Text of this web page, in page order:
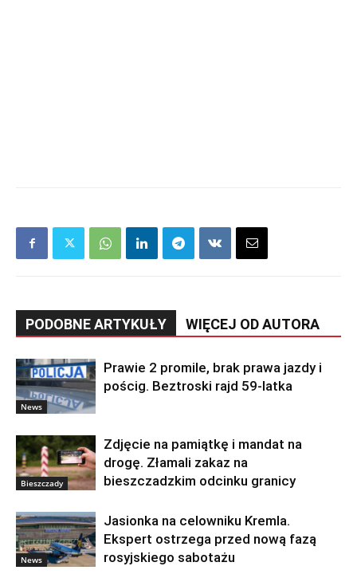
PODOBNE ARTYKUŁY WIĘCEJ OD AUTORA
News
Prawie 2 promile, brak prawa jazdy i
pościg. Beztroski rajd 59-latka
Bieszczady
Zdjęcie na pamiątkę i mandat na
drogę. Złamali zakaz na
bieszczadzkim odcinku granicy
News
Jasionka na celowniku Kremla.
Ekspert ostrzega przed nową fazą
rosyjskiego sabotażu